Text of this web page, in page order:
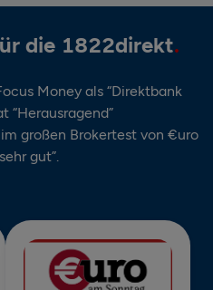
die 1822direkt
Money als “Direktbank
“Herausragend”
großen Brokertest von €uro
gut”.